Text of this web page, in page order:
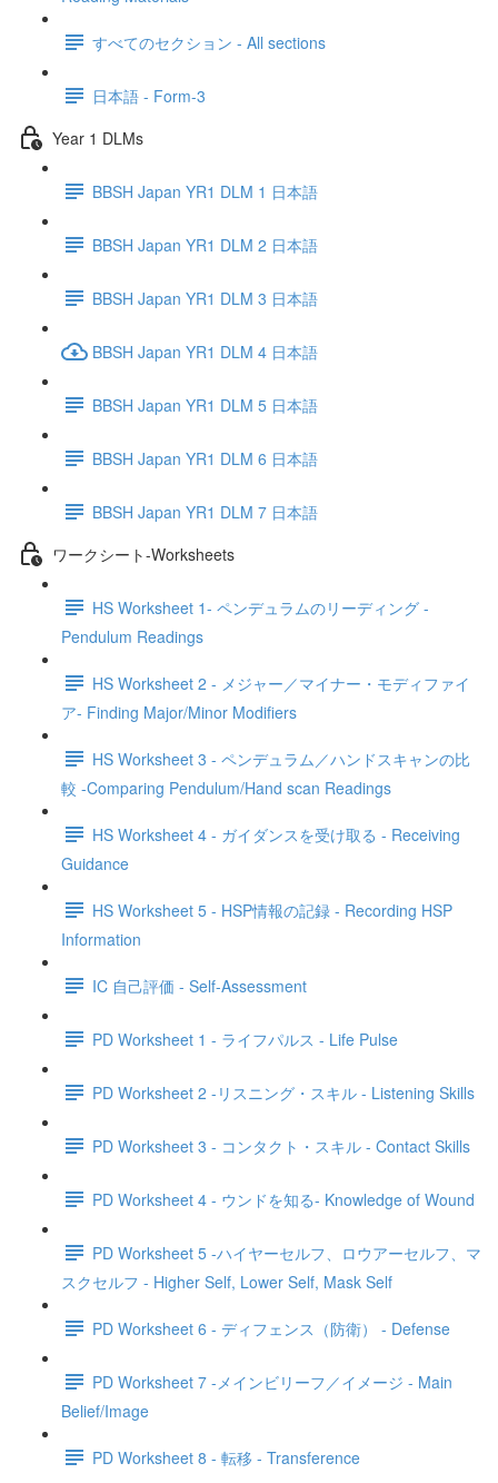
すべてのセクション - All sections
日本語 - Form-3
Year 1 DLMs
BBSH Japan YR1 DLM 1 日本語
BBSH Japan YR1 DLM 2 日本語
BBSH Japan YR1 DLM 3 日本語
BBSH Japan YR1 DLM 4 日本語
BBSH Japan YR1 DLM 5 日本語
BBSH Japan YR1 DLM 6 日本語
BBSH Japan YR1 DLM 7 日本語
ワークシート-Worksheets
HS Worksheet 1- ペンデュラムのリーディング -
Pendulum Readings
HS Worksheet 2 - メジャー／マイナー・モディファイ
ア- Finding Major/Minor Modifiers
HS Worksheet 3 - ペンデュラム／ハンドスキャンの比
較 -Comparing Pendulum/Hand scan Readings
HS Worksheet 4 - ガイダンスを受け取る - Receiving
Guidance
HS Worksheet 5 - HSP情報の記録 - Recording HSP
Information
IC 自己評価 - Self-Assessment
PD Worksheet 1 - ライフパルス - Life Pulse
PD Worksheet 2 -リスニング・スキル - Listening Skills
PD Worksheet 3 - コンタクト・スキル - Contact Skills
PD Worksheet 4 - ウンドを知る- Knowledge of Wound
PD Worksheet 5 -ハイヤーセルフ、ロウアーセルフ、マ
スクセルフ - Higher Self, Lower Self, Mask Self
PD Worksheet 6 - ディフェンス（防衛） - Defense
PD Worksheet 7 -メインビリーフ／イメージ - Main
Belief/Image
PD Worksheet 8 - 転移 - Transference